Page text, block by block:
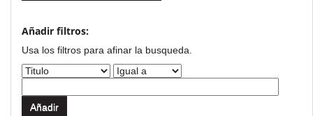
Añadir filtros:
Usa los filtros para afinar la busqueda.